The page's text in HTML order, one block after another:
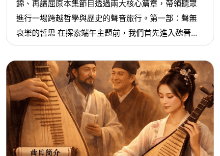
錦、再讀屈原本集節目透過兩大核心篇章，帶領聽眾
進行一場跨越哲學與歷史的聲音旅行。第一部：聲無
哀樂的哲思 在探索端午主題前，我們首先進入魏晉名
士嵇康的哲學世界。嵇康在《聲無哀樂論》中提出深
刻主張：音樂本質為客觀聲響，所謂的「哀」或
「樂」，並非音律自帶，而是聽者心境的投射。此論
點為後續的歷史音樂解讀立下基石——當我們面對千
古哀歌，音樂究竟是客觀的存在，還是集體情感的折
射？透過對此哲思的剖析，聽眾將能以更超然的視
角，重新審視音符背後的文化符碼。第二部：賽龍奪
錦與再讀屈原 進入端午專題，節目以何柳堂的廣東音